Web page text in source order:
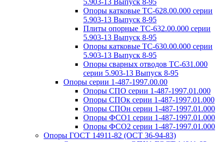
5.903-13 Выпуск 8-95
Опоры катковые ТС-628.00.000 серии
5.903-13 Выпуск 8-95
Плиты опорные ТС-632.00.000 серии
5.903-13 Выпуск 8-95
Опоры катковые ТС-630.00.000 серии
5.903-13 Выпуск 8-95
Опоры сварных отводов ТС-631.000
серии 5.903-13 Выпуск 8-95
Опоры серии 1-487-1997.00.00
Опоры СПО серии 1-487-1997.01.000
Опоры СПОк серии 1-487-1997.01.000
Опоры СПОн серии 1-487-1997.01.000
Опоры ФСО1 серии 1-487-1997.01.000
Опоры ФСО2 серии 1-487-1997.01.000
Опоры ГОСТ 14911-82 (ОСТ 36-94-83)